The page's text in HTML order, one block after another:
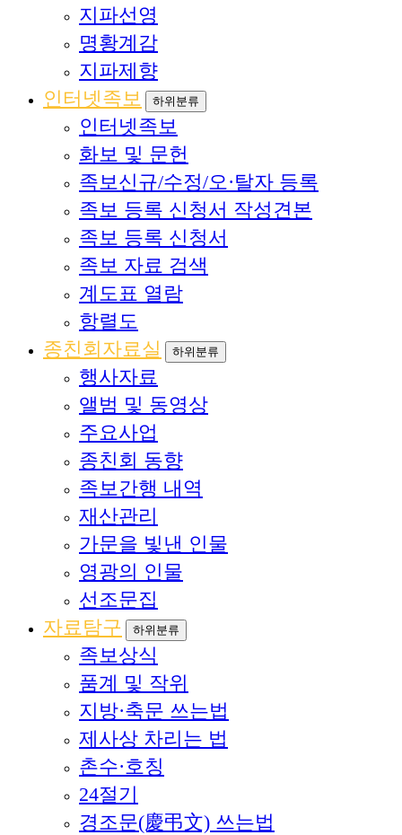
지파선영
명황계감
지파제향
인터넷족보
하위분류
인터넷족보
화보 및 문헌
족보신규/수정/오·탈자 등록
족보 등록 신청서 작성견본
족보 등록 신청서
족보 자료 검색
계도표 열람
항렬도
종친회자료실
하위분류
행사자료
앨범 및 동영상
주요사업
종친회 동향
족보간행 내역
재산관리
가문을 빛낸 인물
영광의 인물
선조문집
자료탐구
하위분류
족보상식
품계 및 작위
지방·축문 쓰는법
제사상 차리는 법
촌수·호칭
24절기
경조문(慶弔文) 쓰는법